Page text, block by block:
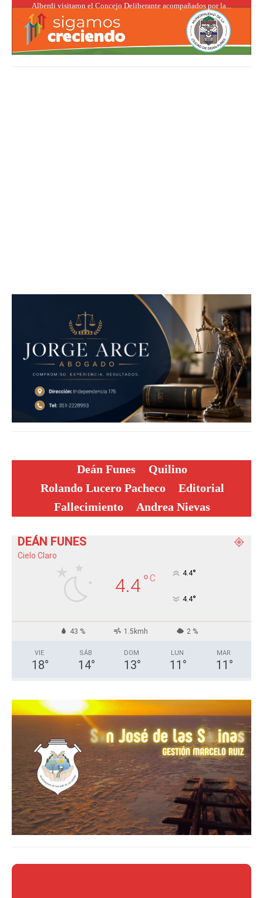
Alberdi visitaron el Concejo Deliberante acompañados por la...
Deán Funes
Quilino
Rolando Lucero Pacheco
Editorial
Fallecimiento
Andrea Nievas
DEÁN FUNES
Cielo Claro
4.4°C 4.4°
4.4°
43 % 1.5kmh 2 %
VIE
18°
SÁB
14°
DOM
13°
LUN
11 °
MAR
11 °